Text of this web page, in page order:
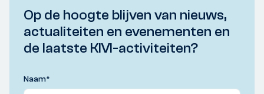
Op de hoogte blijven van nieuws,
actualiteiten en evenementen en
de laatste KIVI-activiteiten?
Naam*